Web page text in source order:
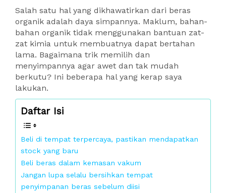
Salah satu hal yang dikhawatirkan dari beras
organik adalah daya simpannya. Maklum, bahan-
bahan organik tidak menggunakan bantuan zat-
zat kimia untuk membuatnya dapat bertahan
lama. Bagaimana trik memilih dan
menyimpannya agar awet dan tak mudah
berkutu? Ini beberapa hal yang kerap saya
lakukan.
Daftar Isi
Beli di tempat terpercaya, pastikan mendapatkan
stock yang baru
Beli beras dalam kemasan vakum
Jangan lupa selalu bersihkan tempat
penyimpanan beras sebelum diisi